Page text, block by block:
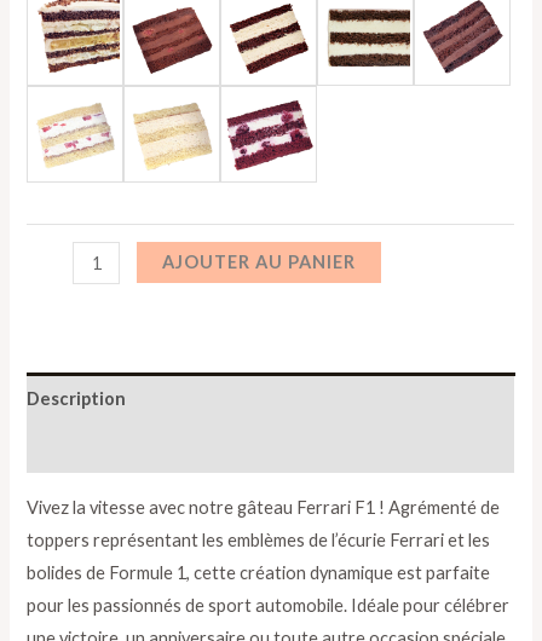
AJOUTER AU PANIER
Description
Vivez la vitesse avec notre gâteau Ferrari F1 ! Agrémenté de
toppers représentant les emblèmes de l’écurie Ferrari et les
bolides de Formule 1, cette création dynamique est parfaite
pour les passionnés de sport automobile. Idéale pour célébrer